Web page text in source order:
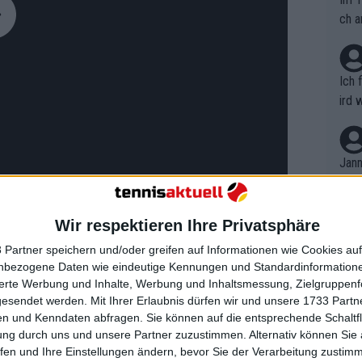
Wir respektieren Ihre Privatsphäre
Partner speichern und/oder greifen auf Informationen wie Cookies
Daten wie eindeutige Kennungen und
Werbung und Inhalte, Werbung und Inhaltsmessung,
werden. Mit Ihrer Erlaubnis dürfen wir und unsere 1733
und Kenndaten abfragen. Sie können auf die entsprechende
durch uns und unsere Partner zuzustimmen. Alternativ können Sie
und Ihre Einstellungen ändern, bevor Sie der Verarbeitung
Reise nach New York in den
an der Seite ihres Freundes,
Event eines ihrer Sponsoren,
Die Weltranglistenerste war in der
Schaukampf-Events im Dezember in
ch
Ich
ird
r in
em
t,
B.
on
n
nt.